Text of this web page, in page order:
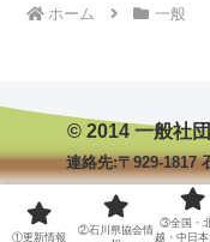
ホーム 一般
© 2014 一般社
連絡先:〒929-1817
①更新情報
②石川県協会情
③全国・
越・中日